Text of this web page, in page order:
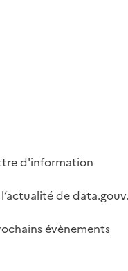
d'information
de
évènements